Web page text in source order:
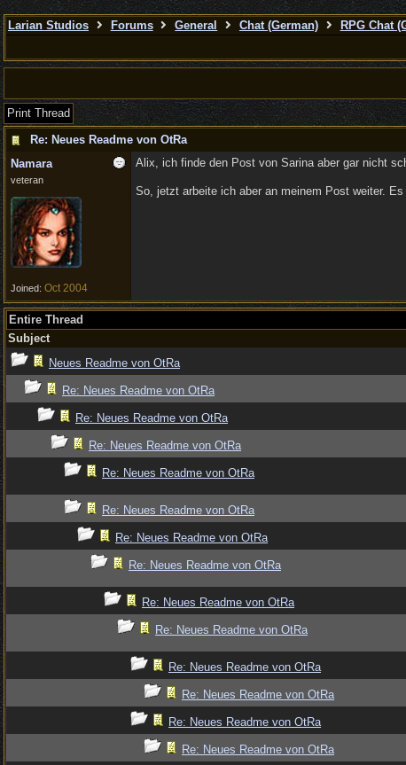
Larian Studios Forums General Chat (German) RPG Chat
Print Thread
Re: Neues Readme von OtRa
Namara
veteran
Joined: Oct 2004
Alix, ich finde den Post von Sarina aber gar nicht
So, jetzt arbeite ich aber an meinem Post weiter.
Entire Thread
Subject
Neues Readme von OtRa
Re: Neues Readme von OtRa
Re: Neues Readme von OtRa
Re: Neues Readme von OtRa
Re: Neues Readme von OtRa
Re: Neues Readme von OtRa
Re: Neues Readme von OtRa
Re: Neues Readme von OtRa
Re: Neues Readme von OtRa
Re: Neues Readme von OtRa
Re: Neues Readme von OtRa
Re: Neues Readme von OtRa
Re: Neues Readme von OtRa
Re: Neues Readme von OtRa